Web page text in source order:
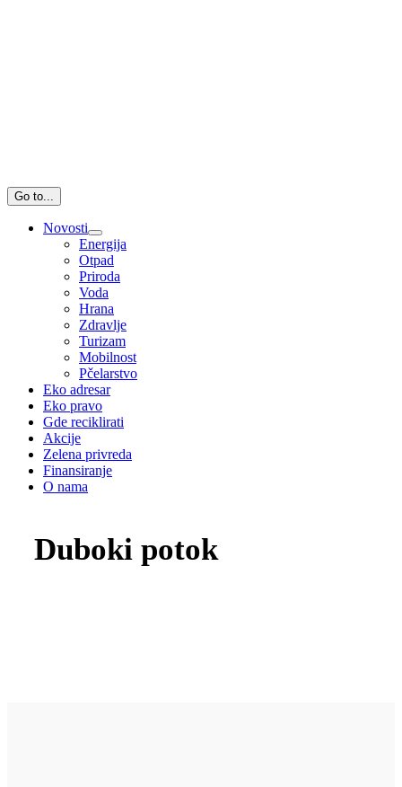
Go to...
Novosti
Energija
Otpad
Priroda
Voda
Hrana
Zdravlje
Turizam
Mobilnost
Pčelarstvo
Eko adresar
Eko pravo
Gde reciklirati
Akcije
Zelena privreda
Finansiranje
O nama
Duboki potok